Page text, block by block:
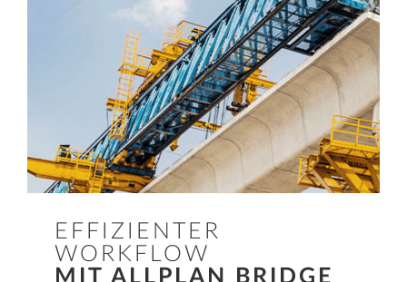
EFFIZIENTER
WORKFLOW
MIT ALLPLAN BRIDGE